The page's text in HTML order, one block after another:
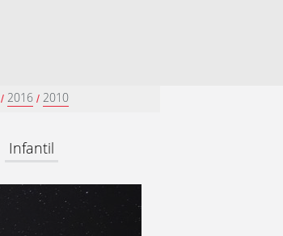
/ 2016 / 2010
Infantil